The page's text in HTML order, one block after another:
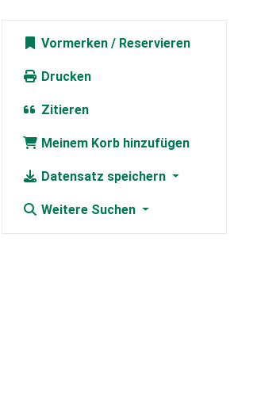
Vormerken
Drucken
Zitieren
Meinem Korb hinzufügen
Datensatz speichern
Weitere Suchen